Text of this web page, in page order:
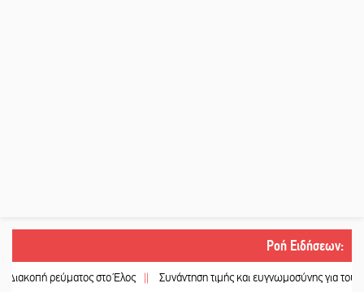
Ροή Ειδήσεων:
ρεύματος στο Έλος || Συνάντηση τιμής και ευγνωμοσύνης για τους